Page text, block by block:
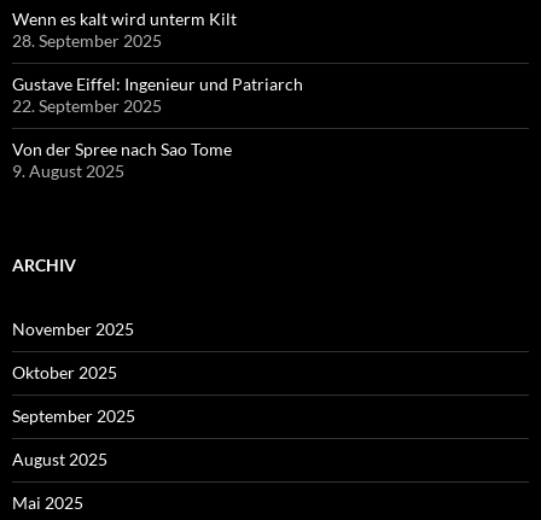
Wenn es kalt wird unterm Kilt
28. September 2025
Gustave Eiffel: Ingenieur und Patriarch
22. September 2025
Von der Spree nach Sao Tome
9. August 2025
ARCHIV
November 2025
Oktober 2025
September 2025
August 2025
Mai 2025